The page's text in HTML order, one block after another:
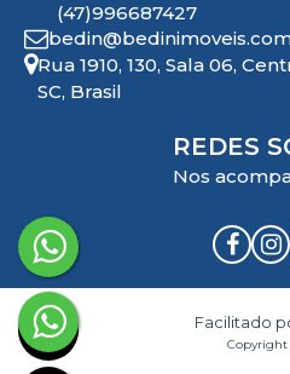
(47)996687427
Rua 1910, 130, Sala 06,
SC, Brasil
REDES
Nos
Facilitado
Copyright